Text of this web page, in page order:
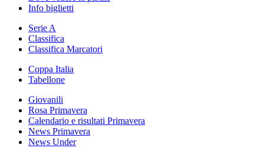
Info biglietti
Serie A
Classifica
Classifica Marcatori
Coppa Italia
Tabellone
Giovanili
Rosa Primavera
Calendario e risultati Primavera
News Primavera
News Under